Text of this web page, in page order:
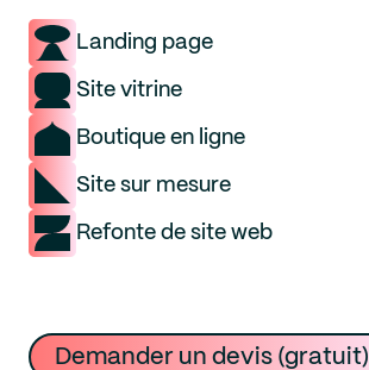
Services
Landing page
Site vitrine
Boutique en ligne
Site sur mesure
Refonte de site web
Demander un devis (gratuit)